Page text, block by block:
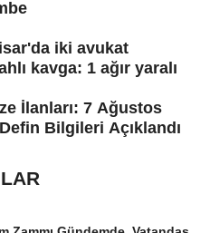
iki avukat
kavga: 1 ağır yaralı
İlanları: 7 Ağustos
Bilgileri Açıklandı